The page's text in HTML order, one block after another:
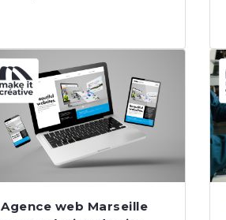
Agence web Marseille